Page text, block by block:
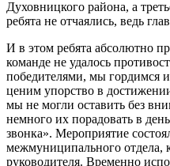
Духовницкого района, а
ребята не отчаялись, ведь
И в этом ребята абсолютно
команде не удалось
победителями, мы гордимся
ценим упорство в
мы не могли оставить без
немного их порадовать в
звонка». Мероприятие
межмуниципального отдела,
руководителя. Временно